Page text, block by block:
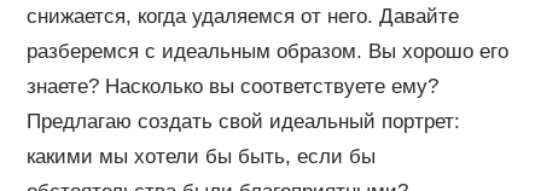
снижается, когда удаляемся от него. Давайте
разберемся с идеальным образом. Вы хорошо его
знаете? Насколько вы соответствуете ему?
Предлагаю создать свой идеальный портрет:
какими мы хотели бы быть, если бы